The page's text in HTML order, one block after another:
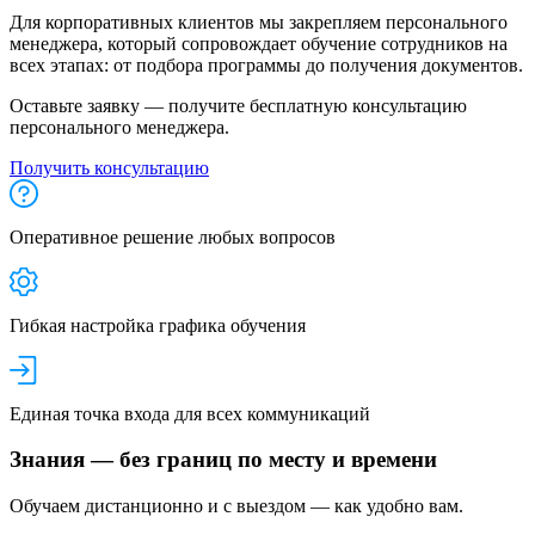
Для корпоративных клиентов мы закрепляем персонального
менеджера, который сопровождает обучение сотрудников на
всех этапах: от подбора программы до получения документов.
Оставьте заявку — получите бесплатную консультацию
персонального менеджера.
Получить консультацию
Оперативное решение любых вопросов
Гибкая настройка графика обучения
Единая точка входа для всех коммуникаций
Знания — без границ по месту и времени
Обучаем дистанционно и с выездом — как удобно вам.